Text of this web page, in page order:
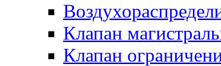
Клапан
Клапан